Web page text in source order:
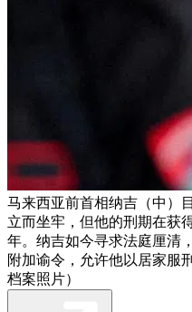
马来西亚前首相纳吉（中）
立而坐牢，但他的刑期在获
年。纳吉如今寻求法庭厘清
附加谕令，允许他以居家服
档案照片）